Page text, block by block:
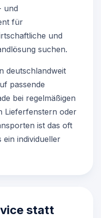
und
für
und
suchen.
deutschlandweit
passende
bei regelmäßigen
Lieferfenstern oder
ist das oft
ein individueller
statt